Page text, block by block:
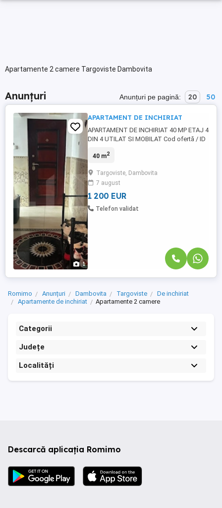
Apartamente 2 camere Targoviste Dambovita
Anunțuri Anunțuri pe pagină: 20 50
1
APARTAMENT DE INCHIRIAT
APARTAMENT DE INCHIRIAT 40 MP ETAJ 4
DIN 4 UTILAT SI MOBILAT Cod ofertă / ID
40 m2
Targoviste, Dambovita
7 august
1 200 EUR
Telefon validat
Romimo Anunțuri Dambovita Targoviste
De inchiriat
Apartamente de inchiriat
Apartamente 2 camere
Categorii
Județe
Localități
Descarcă aplicația Romimo